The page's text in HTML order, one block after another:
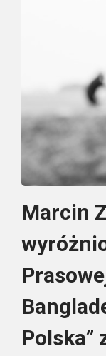
Marcin
Polska”